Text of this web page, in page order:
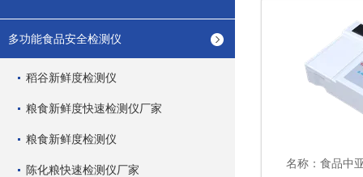
多功能食品安全检测仪
稻谷新鲜度检测仪
粮食新鲜度快速检测仪厂家
粮食新鲜度检测仪
陈化粮快速检测仪厂家 名称： 食品中